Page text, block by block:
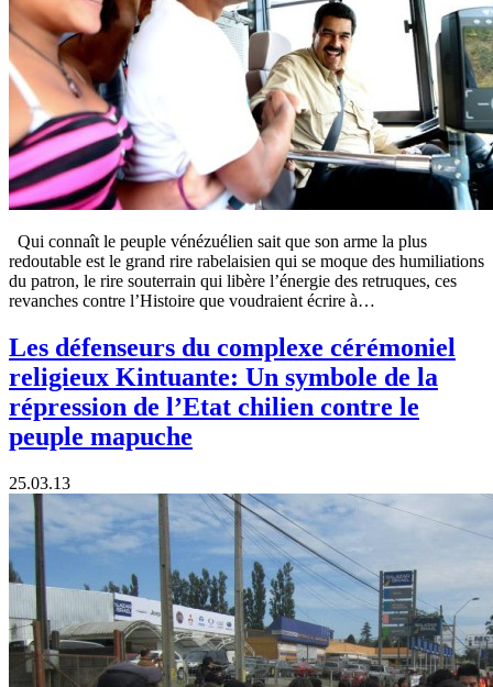
Qui connaît le peuple vénézuélien sait que son arme la plus
redoutable est le grand rire rabelaisien qui se moque des humiliations
du patron, le rire souterrain qui libère l’énergie des retruques, ces
revanches contre l’Histoire que voudraient écrire à…
Les défenseurs du complexe cérémoniel
religieux Kintuante: Un symbole de la
répression de l’Etat chilien contre le
peuple mapuche
25.03.13